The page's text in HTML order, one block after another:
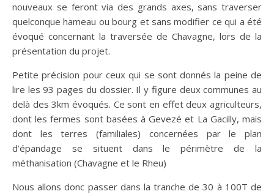
nouveaux se feront via des grands axes, sans traverser
quelconque hameau ou bourg et sans modifier ce qui a été
évoqué concernant la traversée de Chavagne, lors de la
présentation du projet.
Petite précision pour ceux qui se sont donnés la peine de
lire les 93 pages du dossier. Il y figure deux communes au
delà des 3km évoqués. Ce sont en effet deux agriculteurs,
dont les fermes sont basées à Gevezé et La Gacilly, mais
dont les terres (familiales) concernées par le plan
d’épandage se situent dans le périmètre de la
méthanisation (Chavagne et le Rheu)
Nous allons donc passer dans la tranche de 30 à 100T de